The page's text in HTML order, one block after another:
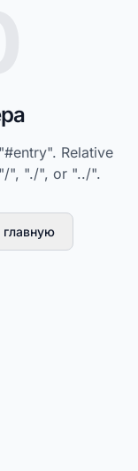
Relative
", "./", or "../".
главную